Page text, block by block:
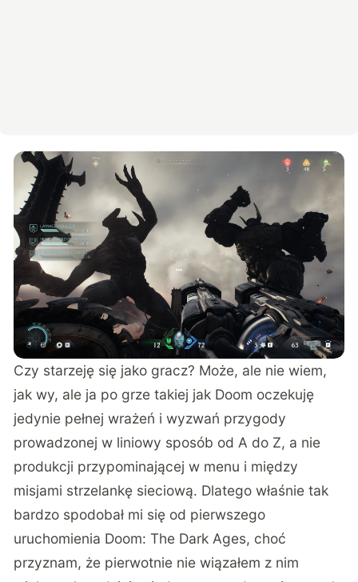
Czy starzeję się jako gracz? Może, ale nie wiem,
jak wy, ale ja po grze takiej jak Doom oczekuję
jedynie pełnej wrażeń i wyzwań przygody
prowadzonej w liniowy sposób od A do Z, a nie
produkcji przypominającej w menu i między
misjami strzelankę sieciową. Dlatego właśnie tak
bardzo spodobał mi się od pierwszego
uruchomienia Doom: The Dark Ages, choć
przyznam, że pierwotnie nie wiązałem z nim